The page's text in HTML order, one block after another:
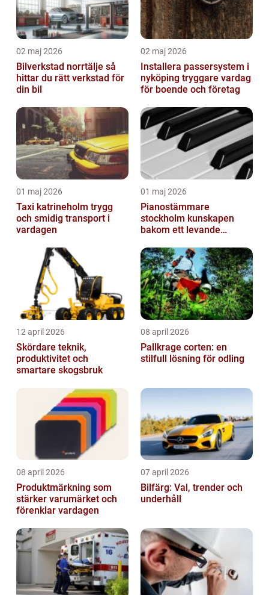
02 maj 2026
Bilverkstad norrtälje så
hittar du rätt verkstad för
din bil
02 maj 2026
Installera passersystem i
nyköping tryggare vardag
för boende och företag
01 maj 2026
Taxi katrineholm trygg
och smidig transport i
vardagen
01 maj 2026
Pianostämmare
stockholm kunskapen
bakom ett levande
12 april 2026
Skördare teknik,
produktivitet och
smartare skogsbruk
08 april 2026
Pallkrage corten: en
stilfull lösning för odling
08 april 2026
Produktmärkning som
stärker varumärket och
förenklar vardagen
07 april 2026
Bilfärg: Val, trender och
underhåll